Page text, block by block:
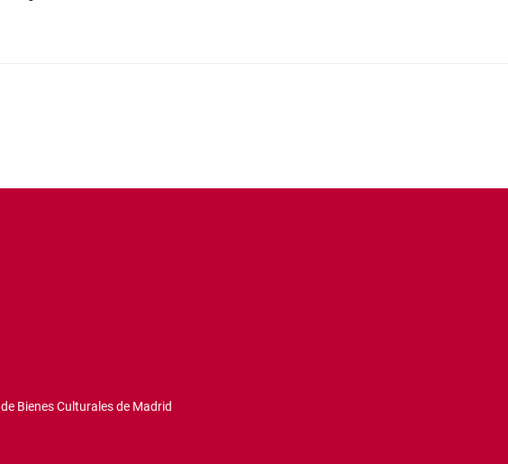
Bienes Culturales de Madrid